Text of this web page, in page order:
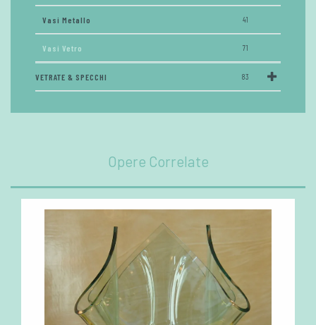
Vasi Metallo 41
Vasi Vetro 71
VETRATE & SPECCHI 83
Opere Correlate